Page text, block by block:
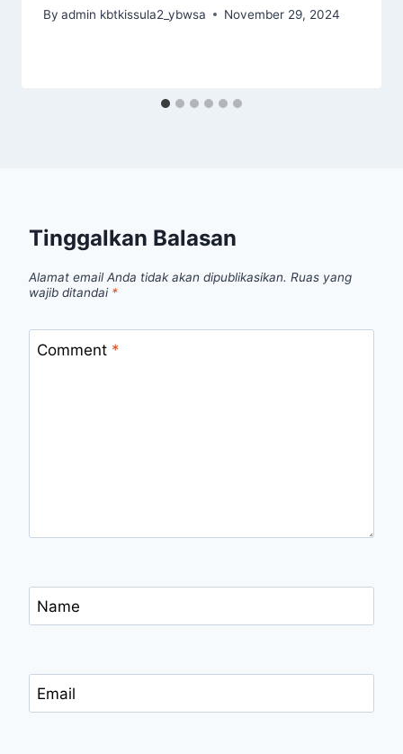
By admin kbtkissula2_ybwsa November 29, 2024
Tinggalkan Balasan
Alamat email Anda tidak akan dipublikasikan. Ruas yang
wajib ditandai *
Comment *
Name
Email